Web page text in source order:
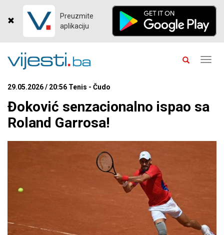
Preuzmite
aplikaciju
29.05.2026 / 20:56 Tenis - Čudo
Đoković senzacionalno ispao sa
Roland Garrosa!